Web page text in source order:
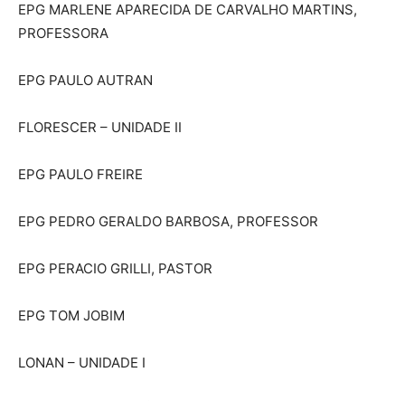
EPG MARLENE APARECIDA DE CARVALHO MARTINS,
PROFESSORA
EPG PAULO AUTRAN
FLORESCER – UNIDADE II
EPG PAULO FREIRE
EPG PEDRO GERALDO BARBOSA, PROFESSOR
EPG PERACIO GRILLI, PASTOR
EPG TOM JOBIM
LONAN – UNIDADE I